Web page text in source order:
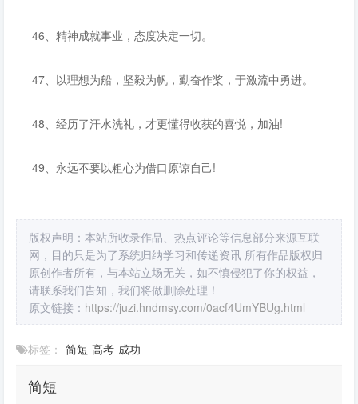
46、精神成就事业，态度决定一切。
47、以理想为船，坚毅为帆，勤奋作桨，于激流中勇进。
48、经历了汗水洗礼，才更懂得收获的喜悦，加油!
49、永远不要以粗心为借口原谅自己!
版权声明：本站所收录作品、热点评论等信息部分来源互联
网，目的只是为了系统归纳学习和传递资讯 所有作品版权归
原创作者所有，与本站立场无关，如不慎侵犯了你的权益，
请联系我们告知，我们将做删除处理！
原文链接： https://juzi.hndmsy.com/0acf4UmYBUg.html
标签： 简短 高考 成功
简短